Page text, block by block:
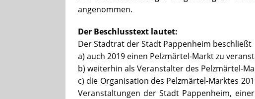
angenommen.
Der Beschlusstext lautet:
Der Stadtrat der Stadt Pappenheim beschließt
a) auch 2019 einen Pelzmärtel-Markt zu
b) weiterhin als Veranstalter des Pelzmärtel-
c) die Organisation des Pelzmärtel-Marktes
Veranstaltungen der Stadt Pappenheim,